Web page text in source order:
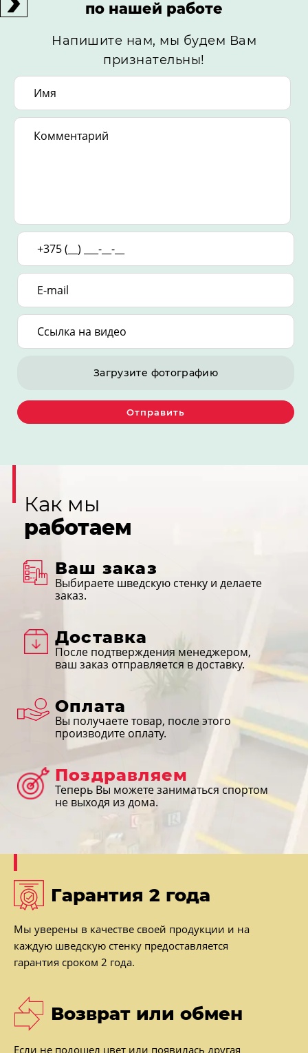
по нашей работе
Напишите нам, мы будем Вам
признательны!
Загрузите фотографию
Отправить
Как мы
работаем
Ваш заказ
Выбираете шведскую стенку и делаете
заказ.
Доставка
После подтверждения менеджером,
ваш заказ отправляется в доставку.
Оплата
Вы получаете товар, после этого
производите оплату.
Поздравляем
Теперь Вы можете заниматься спортом
не выходя из дома.
Гарантия 2 года
Мы уверены в качестве своей продукции и на
каждую шведскую стенку предоставляется
гарантия сроком 2 года.
Возврат или обмен
Если не подошел цвет или появилась другая